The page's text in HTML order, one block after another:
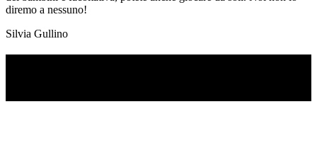
diremo a nessuno!
Silvia Gullino